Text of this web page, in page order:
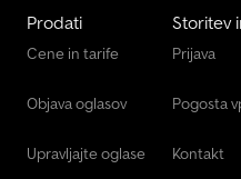
Prodati
Cene in tarife
Objava oglasov
Upravljajte oglase
Storitev
Prijava
Pogosta
Kontakt